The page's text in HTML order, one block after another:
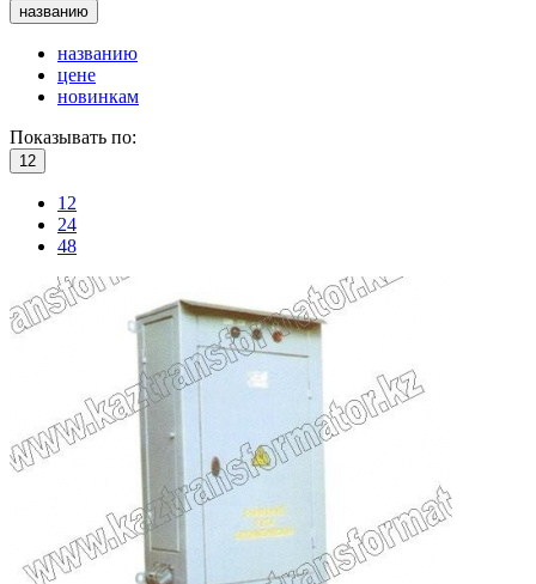
названию
названию
цене
новинкам
Показывать по:
12
12
24
48